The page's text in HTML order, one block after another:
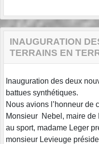
INAUGURATION
TERRAINS EN
Inauguration des deux
battues synthétiques.
Nous avions l’honneur de
Monsieur Nebel, maire
au sport, madame Leger
monsieur Levieuge